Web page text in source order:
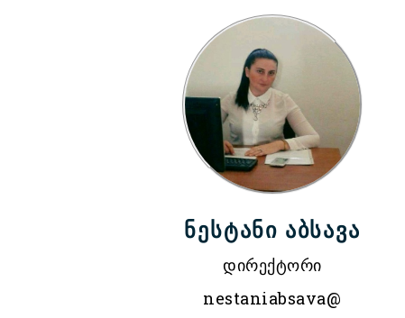
ნესტანი აბსავა
დირექტორი
nestaniabsava@